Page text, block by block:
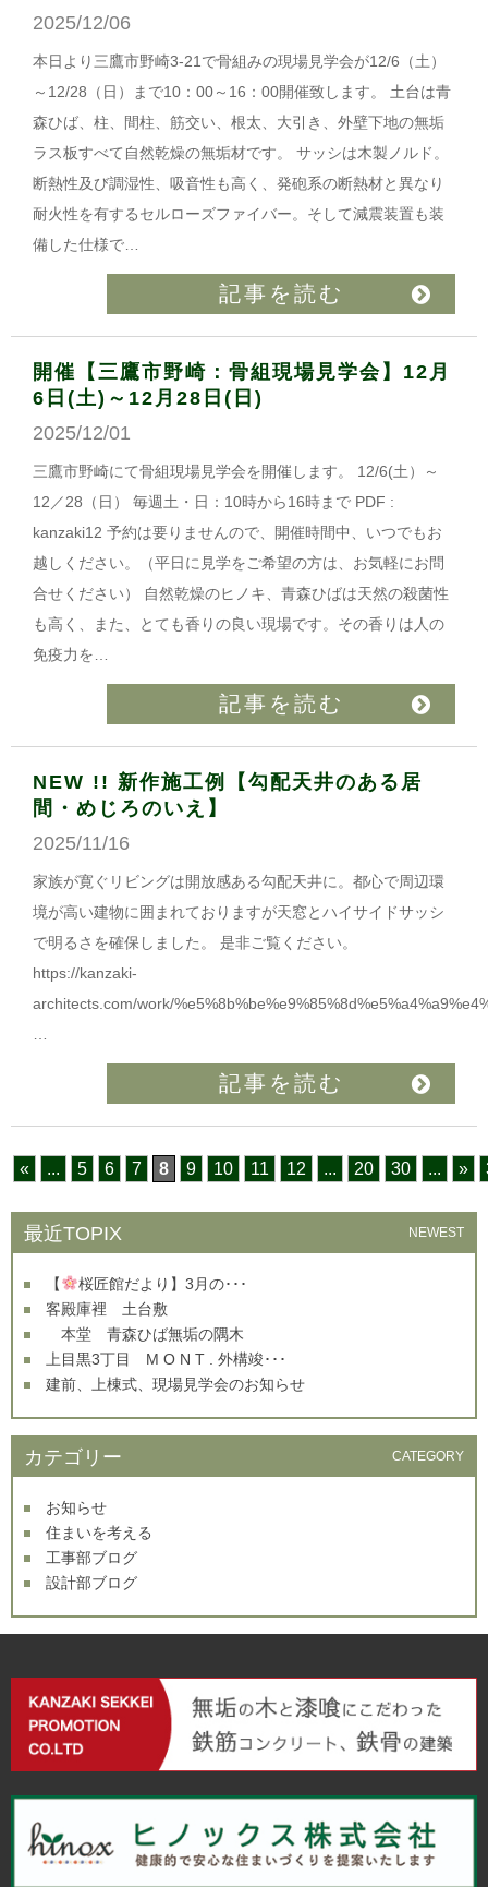
2025/12/06
本日より三鷹市野崎3-21で骨組みの現場見学会が12/6（土）
～12/28（日）まで10：00～16：00開催致します。 土台は青
森ひば、柱、間柱、筋交い、根太、大引き、外壁下地の無垢
ラス板すべて自然乾燥の無垢材です。 サッシは木製ノルド。
断熱性及び調湿性、吸音性も高く、発砲系の断熱材と異なり
耐火性を有するセルローズファイバー。そして減震装置も装
備した仕様で…
記事を読む
開催【三鷹市野崎：骨組現場見学会】12月
6日(土)～12月28日(日)
2025/12/01
三鷹市野崎にて骨組現場見学会を開催します。 12/6(土）～
12／28（日） 毎週土・日：10時から16時まで PDF :
kanzaki12 予約は要りませんので、開催時間中、いつでもお
越しください。（平日に見学をご希望の方は、お気軽にお問
合せください） 自然乾燥のヒノキ、青森ひばは天然の殺菌性
も高く、また、とても香りの良い現場です。その香りは人の
免疫力を…
記事を読む
NEW !! 新作施工例【勾配天井のある居
間・めじろのいえ】
2025/11/16
家族が寛ぐリビングは開放感ある勾配天井に。都心で周辺環
境が高い建物に囲まれておりますが天窓とハイサイドサッシ
で明るさを確保しました。 是非ご覧ください。
https://kanzaki-
architects.com/work/
記事を読む
« ... 5 6 7 8 9 10 11 12 ... 20 30 ... »
最近TOPIX NEWEST
【
桜匠館だより】3月の･･･
客殿庫裡 土台敷
本堂 青森ひば無垢の隅木
上目黒3丁目 M O N T . 外構竣･･･
建前、上棟式、現場見学会のお知らせ
カテゴリー CATEGORY
お知らせ
住まいを考える
工事部ブログ
設計部ブログ